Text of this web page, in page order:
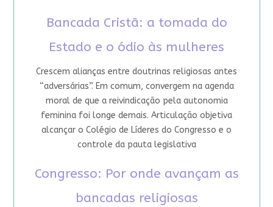
Bancada Cristã: a tomada do
Estado e o ódio às mulheres
Crescem alianças entre doutrinas religiosas antes
“adversárias”. Em comum, convergem na agenda
moral de que a reivindicação pela autonomia
feminina foi longe demais. Articulação objetiva
alcançar o Colégio de Líderes do Congresso e o
controle da pauta legislativa
Congresso: Por onde avançam as
bancadas religiosas